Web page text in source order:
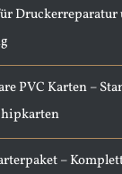
Druckerreparatur
PVC Karten –
–